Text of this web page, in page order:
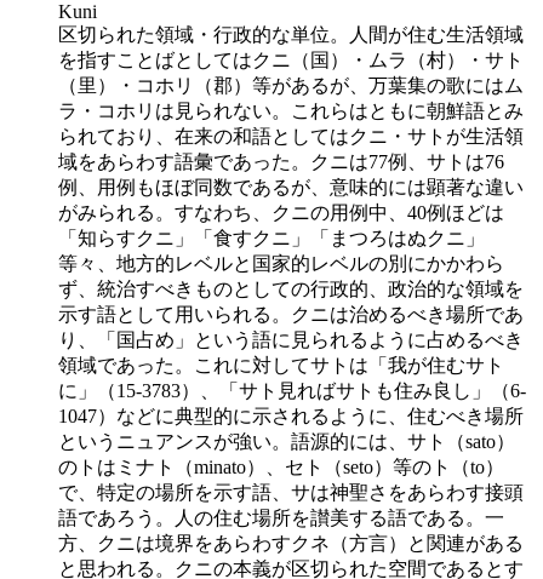
Kuni
区切られた領域・行政的な単位。人間が住む生活領域
を指すことばとしてはクニ（国）・ムラ（村）・サト
（里）・コホリ（郡）等があるが、万葉集の歌にはム
ラ・コホリは見られない。これらはともに朝鮮語とみ
られており、在来の和語としてはクニ・サトが生活領
域をあらわす語彙であった。クニは77例、サトは76
例、用例もほぼ同数であるが、意味的には顕著な違い
がみられる。すなわち、クニの用例中、40例ほどは
「知らすクニ」「食すクニ」「まつろはぬクニ」
等々、地方的レベルと国家的レベルの別にかかわら
ず、統治すべきものとしての行政的、政治的な領域を
示す語として用いられる。クニは治めるべき場所であ
り、「国占め」という語に見られるように占めるべき
領域であった。これに対してサトは「我が住むサト
に」（15-3783）、「サト見ればサトも住み良し」（6-
1047）などに典型的に示されるように、住むべき場所
というニュアンスが強い。語源的には、サト（sato）
のトはミナト（minato）、セト（seto）等のト（to）
で、特定の場所を示す語、サは神聖さをあらわす接頭
語であろう。人の住む場所を讃美する語である。一
方、クニは境界をあらわすクネ（方言）と関連がある
と思われる。クニの本義が区切られた空間であるとす